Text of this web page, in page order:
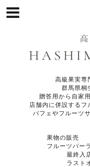
高級果実専
群馬県桐
贈答用から自家
店舗内に併設するフ
パフェやフルーツ
果物の販売
フルーツパー
最終
ラス